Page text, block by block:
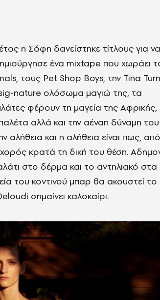
η Σόφη δανείστηκε τίτλους για να
ένα mixtape που χωράει
τους Pet Shop Boys, την Tina
nature ολόσωμα μαγιώ της, τα
φέρουν τη μαγεία της Αφρικής,
αλλά και την αέναη δύναμη του
αλήθεια και η αλήθεια είναι πως, από
κρατά τη δική του θέση.
στο δέρμα και το αντηλιακό στα
του κοντινού μπαρ θα ακουστεί το
σημαίνει καλοκαίρι.